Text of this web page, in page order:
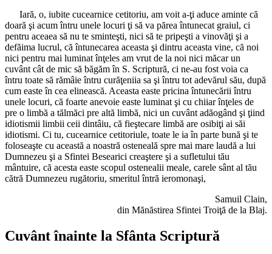
Iară, o, iubite cucearnice cetitoriu, am voit a-ţi aduce aminte că
doară şi acum întru unele locuri ţi să va părea întunecat graiul, ci
pentru aceaea să nu te sminteşti, nici să te pripeşti a vinovăţi şi a
defăima lucrul, că întunecarea aceasta şi dintru aceasta vine, că noi
nici pentru mai luminat înţeles am vrut de la noi nici măcar un
cuvânt cât de mic să băgăm în S. Scriptură, ci ne-au fost voia ca
întru toate să rămâie întru curăţeniia sa şi întru tot adevărul său, după
cum easte în cea elinească. Aceasta easte pricina întunecării întru
unele locuri, că foarte anevoie easte luminat şi cu chiiar înţeles de
pre o limbă a tălmăci pre altă limbă, nici un cuvânt adăogând şi ţiind
idiotismii limbii ceii dintâiu, că fieştecare limbă are osibiţi ai săi
idiotismi. Ci tu, cucearnice cetitoriule, toate le ia în parte bună şi te
foloseaşte cu această a noastră osteneală spre mai mare laudă a lui
Dumnezeu şi a Sfintei Besearici creaştere şi a sufletului tău
mântuire, că acesta easte scopul ostenealii meale, carele sânt al tău
cătră Dumnezeu rugătoriu, smeritul întră ieromonaşi,
Samuil Clain,
din Mănăstirea Sfintei Troiţă de la Blaj.
Cuvânt înainte la Sfânta Scriptură